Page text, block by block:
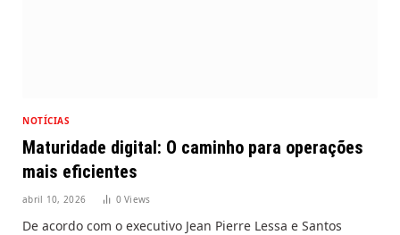
NOTÍCIAS
Maturidade digital: O caminho para operações
mais eficientes
abril 10, 2026 0Views
De acordo com o executivo Jean Pierre Lessa e Santos